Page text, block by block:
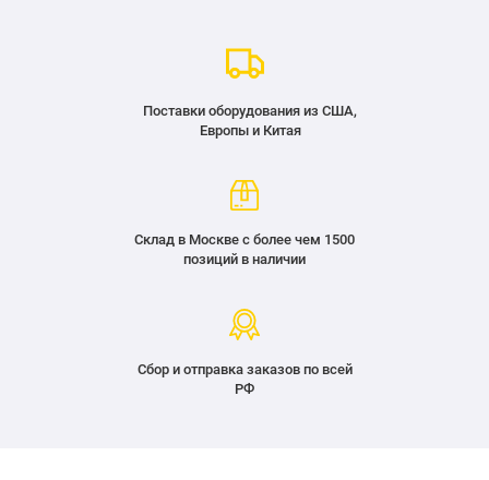
Поставки оборудования из США,
Европы и Китая
Склад в Москве с более чем 1500
позиций в наличии
Сбор и отправка заказов по всей
РФ